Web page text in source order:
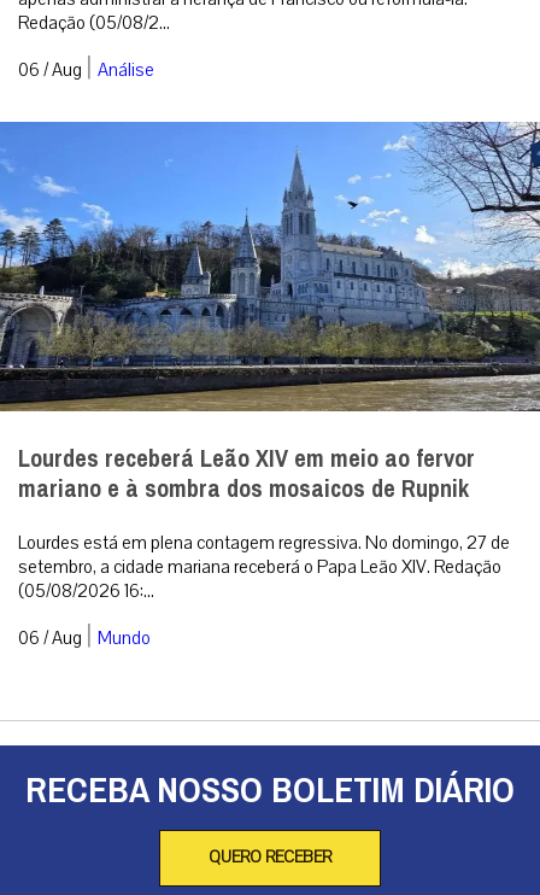
Redação (05/08/2...
06 / Aug | Análise
Lourdes receberá Leão XIV em meio ao fervor
mariano e à sombra dos mosaicos de Rupnik
Lourdes está em plena contagem regressiva. No domingo, 27 de
setembro, a cidade mariana receberá o Papa Leão XIV. Redação
(05/08/2026 16:...
06 / Aug | Mundo
RECEBA NOSSO BOLETIM DIÁRIO
QUERO RECEBER